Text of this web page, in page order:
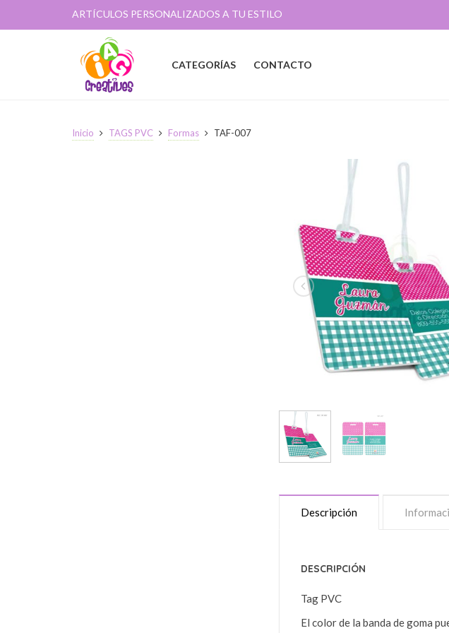
ARTÍCULOS PERSONALIZADOS A TU ESTILO
CATEGORÍAS CONTACTO
Inicio TAGS PVC Formas TAF-007
Descripción
DESCRIPCIÓN
Tag PVC
El color de la banda de goma